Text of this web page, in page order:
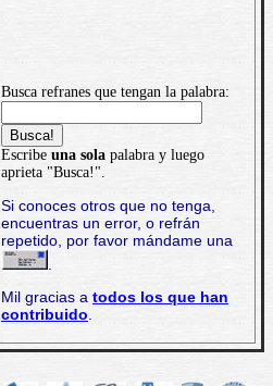
Busca refranes que tengan la palabra:
Escribe una sola palabra y luego
aprieta "Busca!".
Si conoces otros que no tenga,
encuentras un error, o refrán
repetido, por favor mándame una
.
Mil gracias a todos los que han
contribuido.